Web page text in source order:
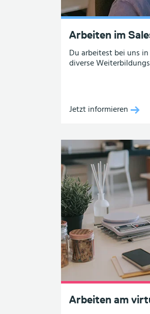
Arbeiten im
Du arbeitest bei uns
diverse
Jetzt informieren
Arbeiten am